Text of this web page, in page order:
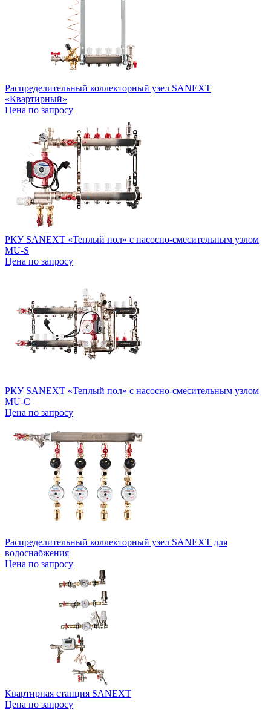
Распределительный коллекторный узел SANEXT
«Квартирный»
Цена по запросу
РКУ SANEXT «Теплый пол» с насосно-смесительным узлом
MU-S
Цена по запросу
РКУ SANEXT «Теплый пол» с насосно-смесительным узлом
MU-C
Цена по запросу
Распределительный коллекторный узел SANEXT для
водоснабжения
Цена по запросу
Квартирная станция SANEXT
Цена по запросу